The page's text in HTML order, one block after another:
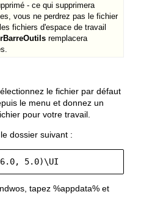
- ce qui supprimera
vous ne perdrez pas le fichier
fichiers d'espace de travail
remplacera
le fichier par défaut
le menu et donnez un
pour votre travail.
dossier suivant :
6.0, 5.0)\UI
tapez %appdata% et